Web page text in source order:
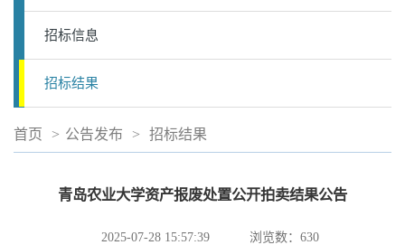
招标信息
招标结果
首页 > 公告发布 > 招标结果
青岛农业大学资产报废处置公开拍卖结果公告
2025-07-28 15:57:39 浏览数： 630